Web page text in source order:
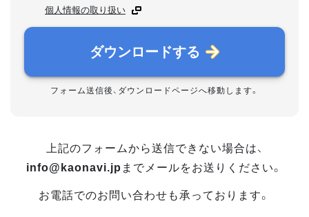
個人情報の取り扱い
ダウンロードする
フォーム送信後、ダウンロードページへ移動します。
上記のフォームから送信できない場合は、
info@kaonavi.jp までメールをお送りください。
お電話でのお問い合わせも承っております。